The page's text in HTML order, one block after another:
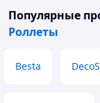
Популярные
Роллеты
Besta